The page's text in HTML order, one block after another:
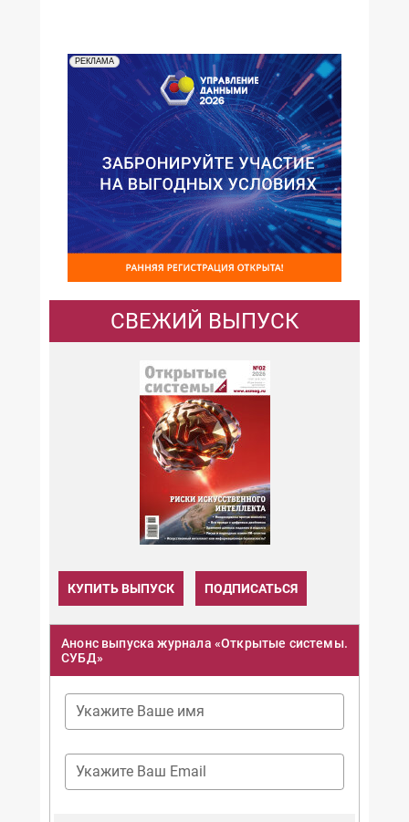
РЕКЛАМА
СВЕЖИЙ ВЫПУСК
КУПИТЬ ВЫПУСК ПОДПИСАТЬСЯ
Анонс выпуска журнала «Открытые системы.
СУБД»
Укажите Ваше имя
Укажите Ваш Email